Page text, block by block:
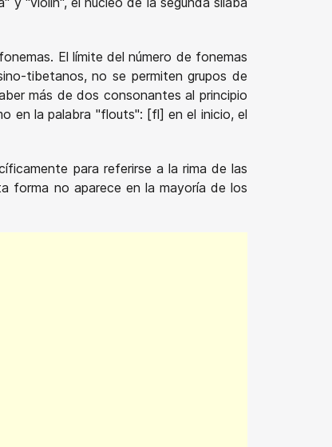
El límite del número de fonemas
tibetanos, no se permiten grupos de
más de dos consonantes al principio
en la palabra "flouts": [fl] en el inicio, el
para referirse a la rima de las
forma no aparece en la mayoría de los